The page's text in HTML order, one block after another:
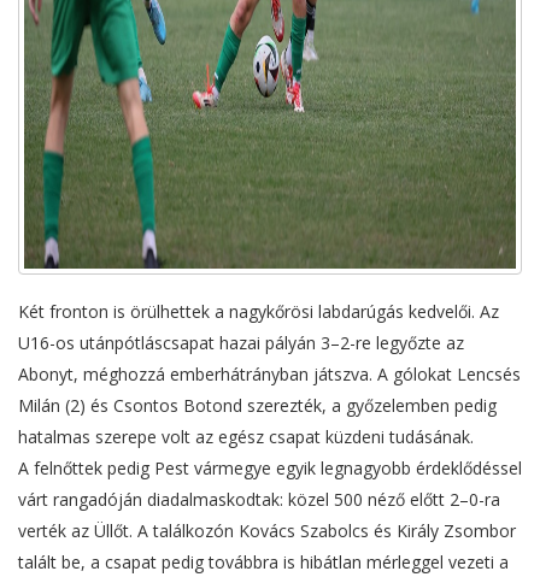
Két fronton is örülhettek a nagykőrösi labdarúgás kedvelői. Az
U16-os utánpótláscsapat hazai pályán 3–2-re legyőzte az
Abonyt, méghozzá emberhátrányban játszva. A gólokat Lencsés
Milán (2) és Csontos Botond szerezték, a győzelemben pedig
hatalmas szerepe volt az egész csapat küzdeni tudásának.
A felnőttek pedig Pest vármegye egyik legnagyobb érdeklődéssel
várt rangadóján diadalmaskodtak: közel 500 néző előtt 2–0-ra
verték az Üllőt. A találkozón Kovács Szabolcs és Király Zsombor
talált be, a csapat pedig továbbra is hibátlan mérleggel vezeti a